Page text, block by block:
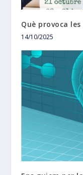
Què provoca
14/10/2025